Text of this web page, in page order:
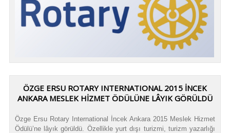
ÖZGE ERSU ROTARY INTERNATIONAL 2015 İNCEK
ANKARA MESLEK HİZMET ÖDÜLÜNE LÂYIK GÖRÜLDÜ
Özge Ersu Rotary International İncek Ankara 2015 Meslek Hizmet
Ödülü’ne lâyık görüldü. Özellikle yurt dışı turizmi, turizm yazarlığı